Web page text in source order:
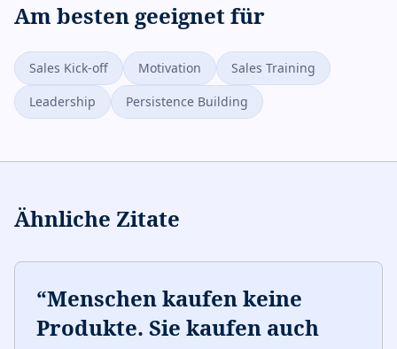
Am besten geeignet für
Sales Kick-off Motivation
Sales Training
Leadership
Persistence Building
Ähnliche Zitate
“Menschen kaufen keine
Produkte. Sie kaufen auch